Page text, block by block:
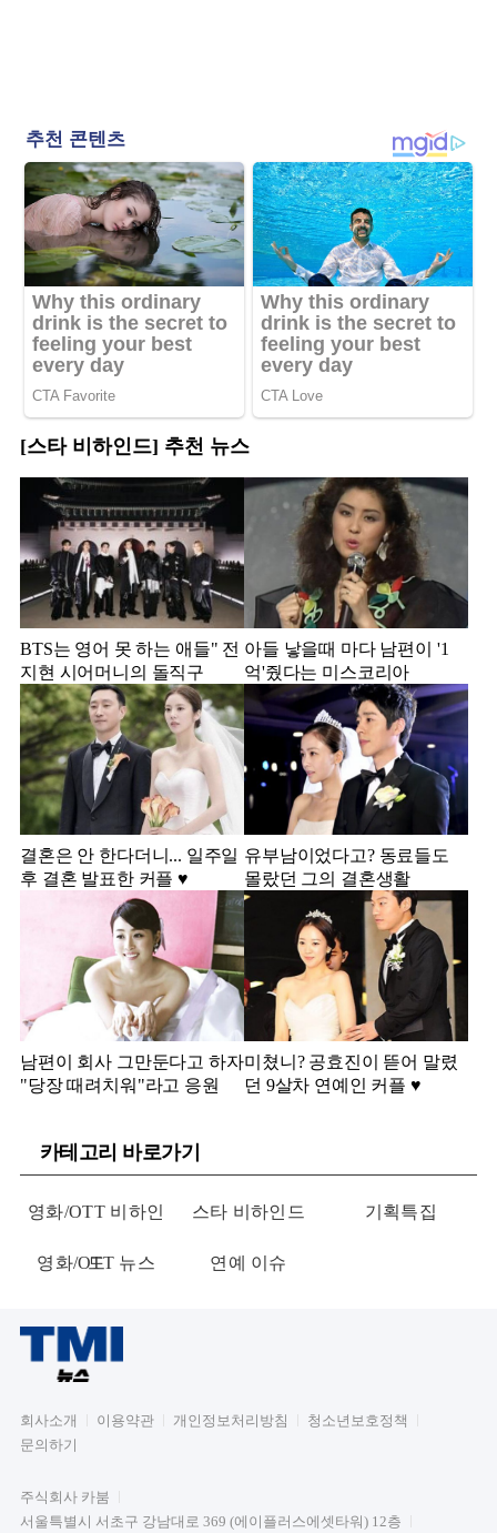
[스타 비하인드] 추천 뉴스
BTS는 영어 못 하는 애들" 전
지현 시어머니의 돌직구
아들 낳을때 마다 남편이 '1
억'줬다는 미스코리아
결혼은 안 한다더니... 일주일
후 결혼 발표한 커플 ♥️
유부남이었다고? 동료들도
몰랐던 그의 결혼생활
남편이 회사 그만둔다고 하자
"당장 때려치워"라고 응원
미쳤니? 공효진이 뜯어 말렸
던 9살차 연예인 커플 ♥️
카테고리 바로가기
영화/OTT 비하인
드
스타 비하인드 기획특집
영화/OTT 뉴스 연예 이슈
회사소개 이용약관 개인정보처리방침
청소년보호정책
문의하기
주식회사 카붐
서울특별시 서초구 강남대로 369 (에이플러스에셋타워) 12층